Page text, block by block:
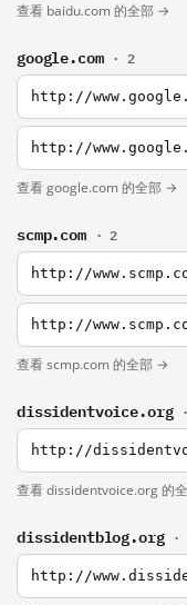
查看 baidu.com 的全部 →
google.com · 2
http://
http://
查看 google.com 的全部 →
scmp.com · 2
查看 scmp.com 的全部 →
dissidentvoice.org
http://
查看 dissidentvoice.org 的
dissidentblog.org ·
http://